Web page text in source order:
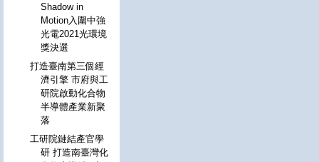
Shadow in
Motion入圍中強
光電2021光環境
獎決選
打造臺南第三個經
濟引擎 市府與工
研院啟動化合物
半導體產業新聚
落
工研院鏈結產官學
研 打造南臺灣化